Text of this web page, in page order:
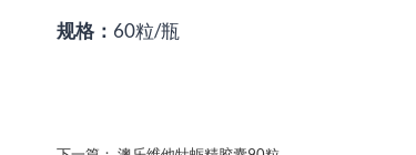
规格： 60粒/瓶